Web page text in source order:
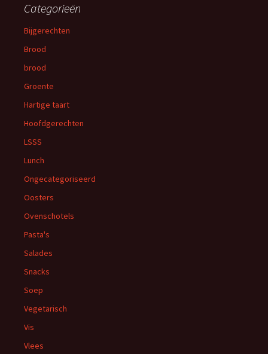
Categorieën
Bijgerechten
Brood
brood
Groente
Hartige taart
Hoofdgerechten
LSSS
Lunch
Ongecategoriseerd
Oosters
Ovenschotels
Pasta's
Salades
Snacks
Soep
Vegetarisch
Vis
Vlees